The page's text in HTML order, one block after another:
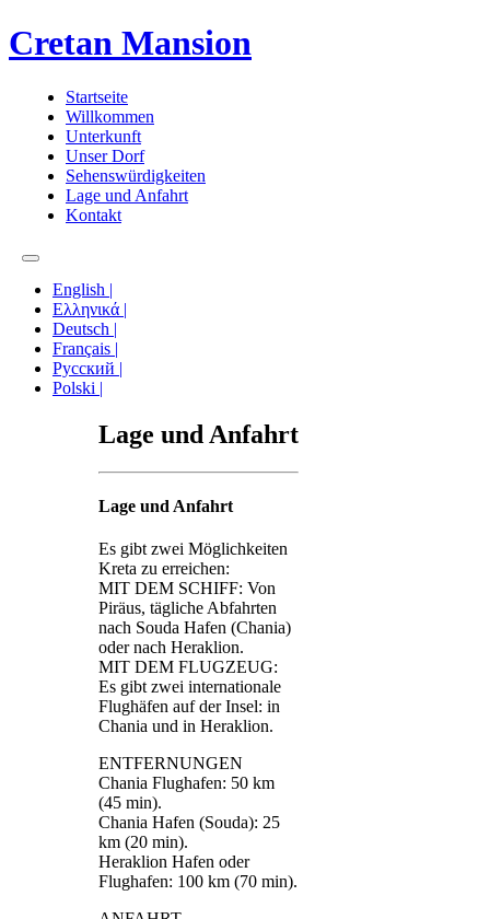
Cretan Mansion
Startseite
Willkommen
Unterkunft
Unser Dorf
Sehenswürdigkeiten
Lage und Anfahrt
Kontakt
English |
Ελληνικά |
Deutsch |
Français |
Русский |
Polski |
Lage und Anfahrt
Lage und Anfahrt
Es gibt zwei Möglichkeiten
Kreta zu erreichen:
MIT DEM SCHIFF: Von
Piräus, tägliche Abfahrten
nach Souda Hafen (Chania)
oder nach Heraklion.
MIT DEM FLUGZEUG:
Es gibt zwei internationale
Flughäfen auf der Insel: in
Chania und in Heraklion.
ENTFERNUNGEN
Chania Flughafen: 50 km
(45 min).
Chania Hafen (Souda): 25
km (20 min).
Heraklion Hafen oder
Flughafen: 100 km (70 min).